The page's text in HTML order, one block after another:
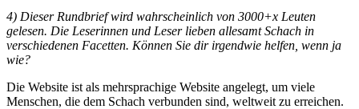
4) Dieser Rundbrief wird wahrscheinlich von 3000+x Leuten
gelesen. Die Leserinnen und Leser lieben allesamt Schach in
verschiedenen Facetten. Können Sie dir irgendwie helfen, wenn ja
wie?
Die Website ist als mehrsprachige Website angelegt, um viele
Menschen, die dem Schach verbunden sind, weltweit zu erreichen.